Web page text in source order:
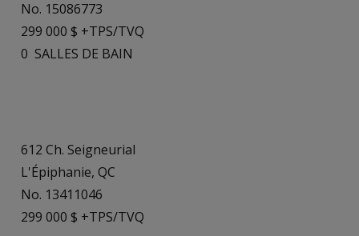
No. 15086773
299 000 $ +TPS/TVQ
0 SALLES DE BAIN
612 Ch. Seigneurial
L'Épiphanie, QC
No. 13411046
299 000 $ +TPS/TVQ